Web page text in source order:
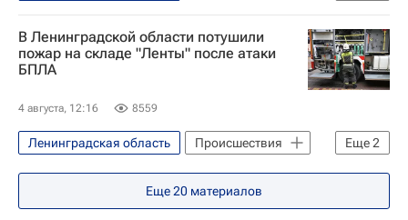
Вайлдберриз (Wildberries)
Вооруженные силы Украины
В Ленинградской области потушили
пожар на складе "Ленты" после атаки
БПЛА
4 августа, 12:16 8559
Еще2
Ленинградская область
Происшествия
Александр Дрозденко
Вооруженные силы Украины
Еще20 материалов